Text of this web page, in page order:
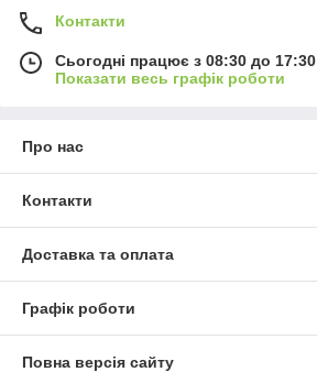
Контакти
Сьогодні працює з 08:30 до 17:30
Показати весь графік роботи
Про нас
Контакти
Доставка та оплата
Графік роботи
Повна версія сайту